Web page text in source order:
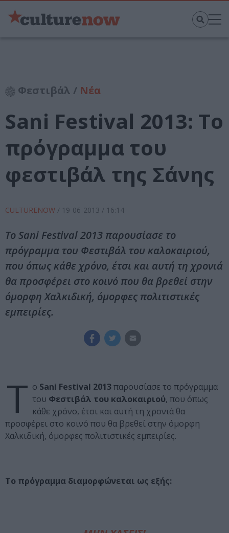
Φεστιβάλ / Νέα
Sani Festival 2013: Το
πρόγραμμα του
φεστιβάλ της Σάνης
CULTURENOW / 19-06-2013 / 16:14
Το Sani Festival 2013 παρουσίασε το
πρόγραμμα του Φεστιβάλ του καλοκαιριού,
που όπως κάθε χρόνο, έτσι και αυτή τη χρονιά
θα προσφέρει στο κοινό που θα βρεθεί στην
όμορφη Χαλκιδική, όμορφες πολιτιστικές
εμπειρίες.
Τ ο Sani Festival 2013 παρουσίασε το πρόγραμμα
του Φεστιβάλ του καλοκαιριού, που όπως
κάθε χρόνο, έτσι και αυτή τη χρονιά θα
προσφέρει στο κοινό που θα βρεθεί στην όμορφη
Χαλκιδική, όμορφες πολιτιστικές εμπειρίες.
Το πρόγραμμα διαμορφώνεται ως εξής: